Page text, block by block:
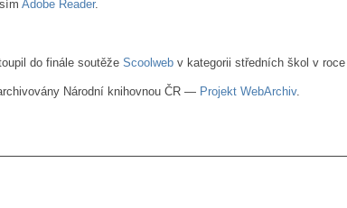
Adobe Reader.
do finále soutěže Scoolweb v kategorii středních škol v roce
Národní knihovnou ČR — Projekt WebArchiv.